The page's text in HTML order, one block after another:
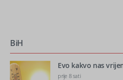
BiH
Evo kakvo nas
prije 8 sati